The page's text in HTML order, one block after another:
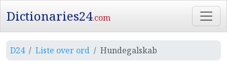
Dictionaries24.com
D24 Liste over ord Hundegalskab